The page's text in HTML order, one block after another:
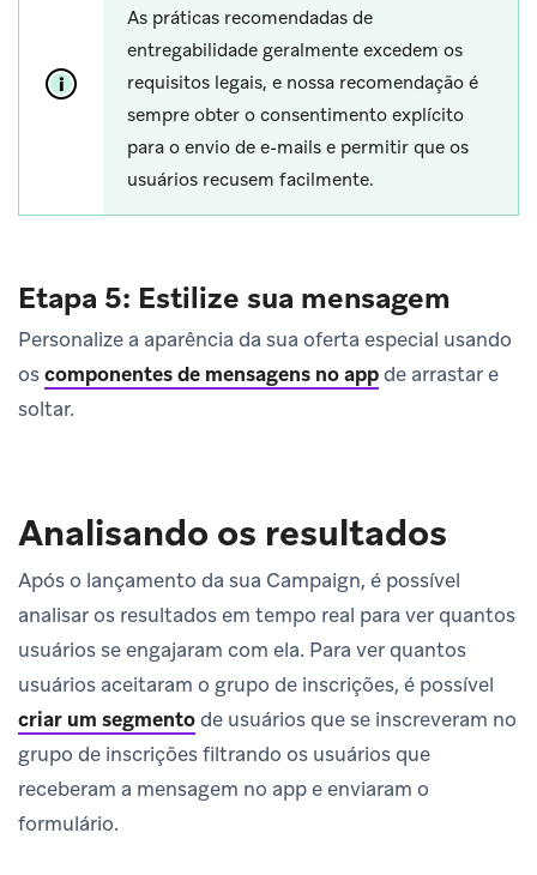
As práticas recomendadas de
entregabilidade geralmente excedem os
requisitos legais, e nossa recomendação é
sempre obter o consentimento explícito
para o envio de e-mails e permitir que os
usuários recusem facilmente.
Etapa 5: Estilize sua mensagem
Personalize a aparência da sua oferta especial usando
oscomponentes de mensagens no appde arrastar e
soltar.
Analisando os resultados
Após o lançamento da sua Campaign, é possível
analisar os resultados em tempo real para ver quantos
usuários se engajaram com ela. Para ver quantos
usuários aceitaram o grupo de inscrições, é possível
criar um segmentode usuários que se inscreveram no
grupo de inscrições filtrando os usuários que
receberam a mensagem no app e enviaram o
formulário.